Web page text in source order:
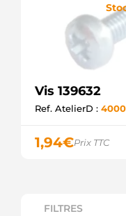
FILTRES
Vis 139632
Ref. AtelierD :
1,94€Prix TTC